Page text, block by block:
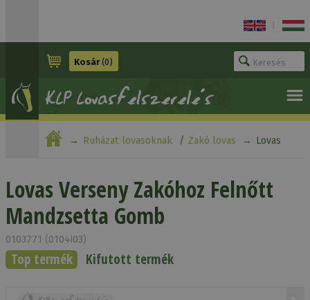
Kosár(0)
Ruházat lovasoknak Zakó lovas Lovas
Lovas Verseny Zakóhoz Felnőtt
Mandzsetta Gomb
0103771 (0104i03)
Top termék Kifutott termék